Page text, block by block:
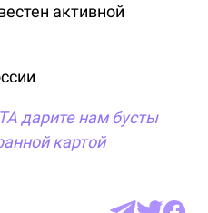
активной
дарите нам бусты
картой